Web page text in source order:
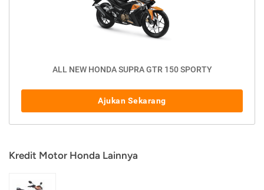
ALL NEW HONDA SUPRA GTR 150 SPORTY
Ajukan Sekarang
Kredit Motor Honda Lainnya